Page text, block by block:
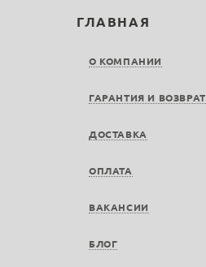
ГЛАВНАЯ
О КОМПАНИИ
ГАРАНТИЯ И ВОЗВРАТ
ДОСТАВКА
ОПЛАТА
ВАКАНСИИ
БЛОГ